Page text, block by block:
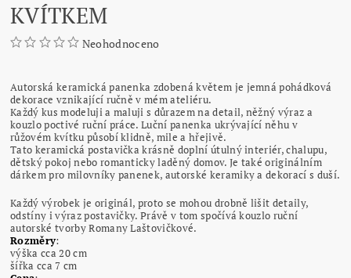
KVÍTKEM
Neohodnoceno
Autorská keramická panenka zdobená květem je jemná pohádková
dekorace vznikající ručně v mém ateliéru.
Každý kus modeluji a maluji s důrazem na detail, něžný výraz a
kouzlo poctivé ruční práce. Luční panenka ukrývající něhu v
růžovém kvítku působí klidně, mile a hřejivě.
Tato keramická postavička krásně doplní útulný interiér, chalupu,
dětský pokoj nebo romanticky laděný domov. Je také originálním
dárkem pro milovníky panenek, autorské keramiky a dekorací s duší.
Každý výrobek je originál, proto se mohou drobně lišit detaily,
odstíny i výraz postavičky. Právě v tom spočívá kouzlo ruční
autorské tvorby Romany Laštovičkové.
Rozměry:
výška cca 20 cm
šířka cca 7 cm